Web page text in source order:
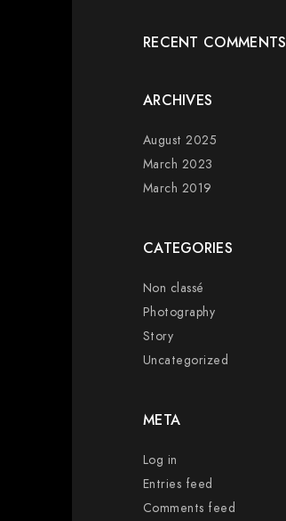
RECENT COMMENTS
ARCHIVES
August 2025
March 2023
March 2019
CATEGORIES
Non classé
Photography
Story
Uncategorized
META
Log in
Entries feed
Comments feed